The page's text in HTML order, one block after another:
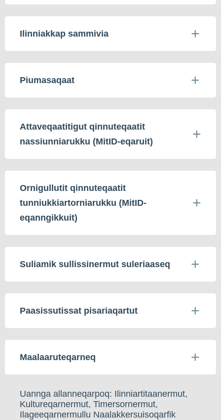
Ilinniakkap sammivia
Piumasaqaat
Attaveqaatitigut qinnuteqaatit
nassiunniarukku (MitID-eqaruit)
Ornigullutit qinnuteqaatit
tunniukkiartorniarukku (MitID-
eqanngikkuit)
Suliamik sullissinermut suleriaaseq
Paasissutissat pisariaqartut
Maalaaruteqarneq
Uannga allanneqarpoq: Ilinniartitaanermut,
Kultureqarnermut, Timersornermut,
Ilageeqarnermullu Naalakkersuisoqarfik